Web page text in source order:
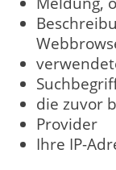
die zuvor
Provider
Ihre IP-